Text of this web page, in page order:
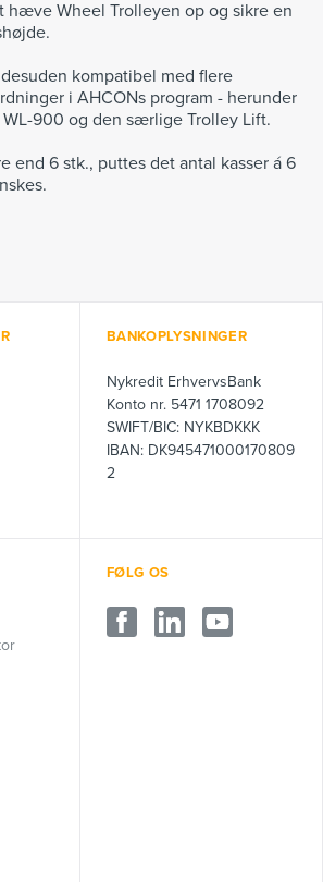
hæve Wheel Trolleyen op og sikre en
kompatibel med flere
i AHCONs program - herunder
900 og den særlige Trolley Lift.
end 6 stk., puttes det antal kasser á 6
BANKOPLYSNINGER
Nykredit ErhvervsBank
Konto nr. 5471 1708092
SWIFT/BIC: NYKBDKKK
IBAN: DK945471000170809
2
FØLG OS